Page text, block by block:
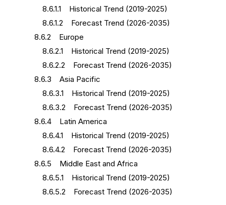
8.6.1.1 Historical Trend (2019-2025)
8.6.1.2 Forecast Trend (2026-2035)
8.6.2 Europe
8.6.2.1 Historical Trend (2019-2025)
8.6.2.2 Forecast Trend (2026-2035)
8.6.3 Asia Pacific
8.6.3.1 Historical Trend (2019-2025)
8.6.3.2 Forecast Trend (2026-2035)
8.6.4 Latin America
8.6.4.1 Historical Trend (2019-2025)
8.6.4.2 Forecast Trend (2026-2035)
8.6.5 Middle East and Africa
8.6.5.1 Historical Trend (2019-2025)
8.6.5.2 Forecast Trend (2026-2035)